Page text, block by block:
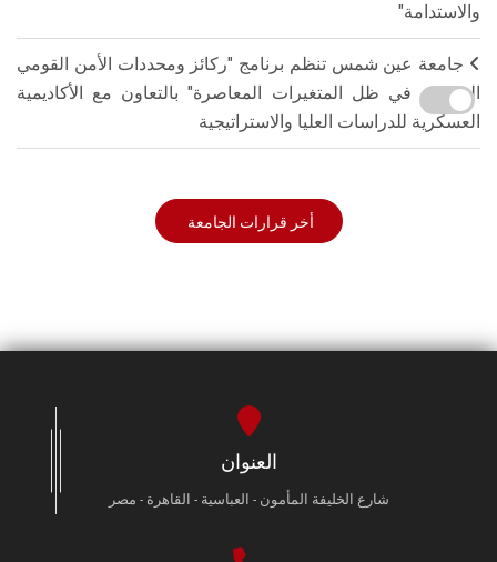
والاستدامة"
جامعة عين شمس تنظم برنامج "ركائز ومحددات الأمن القومي
المصري في ظل المتغيرات المعاصرة" بالتعاون مع الأكاديمية
العسكرية للدراسات العليا والاستراتيجية
أخر قرارات الجامعة
العنوان
شارع الخليفة المأمون - العباسية - القاهرة - مصر